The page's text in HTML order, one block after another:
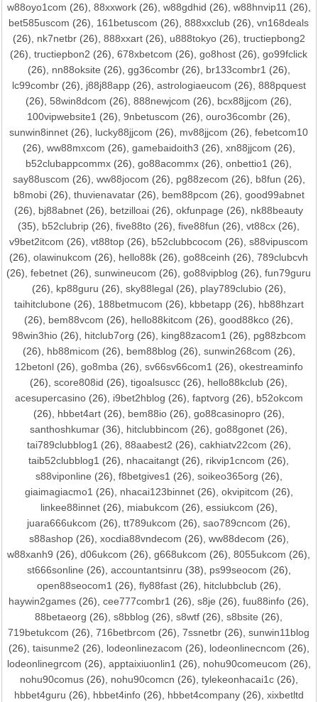
w88oyo1com (26), 88xxwork(26), w88gdhid (26), w88hnvip11 (26),
bet585uscom (26), 161betuscom (26),888xxclub (26),vn168deals
(26), nk7netbr(26), 888xxart(26), u888tokyo(26), tructiepbong2
(26),tructiepbon2 (26),678xbetcom (26),go8host (26),go99fclick
(26), nn88oksite (26), gg36combr(26), br133combr1 (26),
lc99combr(26), j88j88app(26), astrologiaeucom (26), 888pquest
(26),58win8dcom (26),888newjcom (26), bcx88jjcom (26),
100vipwebsite1 (26),9nbetuscom (26),ouro36combr (26),
sunwin8innet (26), lucky88jjcom (26), mv88jjcom (26),febetcom10
(26), ww88mxcom (26), gamebaidoith3 (26), xn88jjcom (26),
b52clubappcommx (26),go88acommx (26),onbettio1 (26),
say88uscom (26), ww88jocom (26), pg88zecom (26), b8fun (26),
b8mobi(26), thuvienavatar(26), bem88pcom (26), good99abnet
(26), bj88abnet (26), betzilloai (26),okfunpage (26), nk88beauty
(35), b52clubrip (26),five88to (26),five88fun (26),vt88cx (26),
v9bet2itcom (26),vt88top (26), b52clubbcocom (26),s88vipuscom
(26),olawinukcom (26), hello88k (26),go88ceinh (26),789clubcvh
(26),febetnet (26),sunwineucom (26),go88vipblog (26),fun79guru
(26), kp88guru (26), sky88legal (26), play789clubio(26),
taihitclubone (26), 188betmucom (26), kbbetapp(26), hb88hzart
(26), bem88vcom (26), hello88kitcom (26),good88kco (26),
98win3hio(26), hitclub7org (26), king88zacom1 (26), pg88zbcom
(26), hb88micom (26), bem88blog (26), sunwin268com (26),
12betonl (26), go8mba(26), sv66sv66com1 (26), okestreaminfo
(26),score808id (26),tigoalsuscc (26), hello88kclub (26),
acesupercasino(26), i9bet2hblog (26), faptvorg (26), b52okcom
(26), hbbet4art(26), bem88io(26), go88casinopro(26),
santhoshkumar (36), hitclubbincom (26),go88gonet (26),
tai789clubblog1 (26), 88aabest2 (26), cakhiatv22com (26),
taib52clubblog1 (26), nhacaitangt (26), rikvip1cncom (26),
s88viponline (26), f8betgives1 (26), soikeo365org (26),
giaimagiacmo1 (26), nhacai123binnet(26), okvipitcom (26),
linkee88innet(26), miabukcom (26), essiukcom (26),
juara666ukcom (26),tt789ukcom (26),sao789cncom (26),
s88ashop(26), xocdia88vndecom (26), ww88decom (26),
w88xanh9 (26),d06ukcom (26),g668ukcom (26),8055ukcom (26),
st666sonline (26), accountantsinru (38), ps99seocom (26),
open88seocom1 (26), fly88fast(26), hitclubbclub(26),
haywin2games (26),cee777combr1 (26),s8je (26),fuu88info (26),
88betaeorg (26),s8bblog (26),s8wtf (26),s8bsite (26),
719betukcom (26),716betbrcom (26),7ssnetbr (26),sunwin11blog
(26), taisunme2 (26), lodeonlinezacom (26), lodeonlinecncom (26),
lodeonlinegrcom (26), apptaixiuonlin1 (26), nohu90comeucom (26),
nohu90comus(26), nohu90comcn (26), tylekeonhacai1c(26),
hbbet4guru (26), hbbet4info(26), hbbet4company(26), xixbetltd